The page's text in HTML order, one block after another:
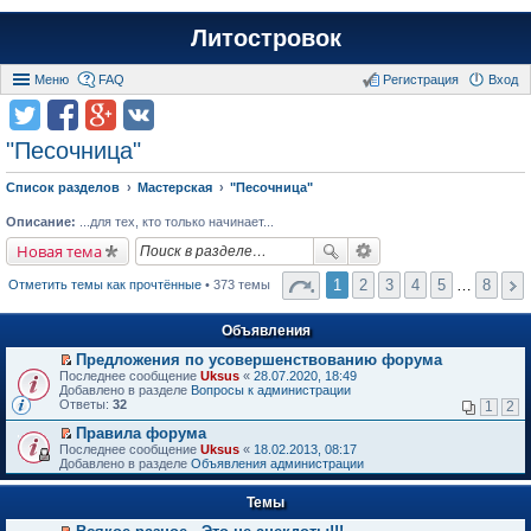
Литостровок
Меню FAQ Вход
Регистрация
"Песочница"
Список разделов Мастерская "Песочница"
Описание: ...для тех, кто только начинает...
Новая тема
Отметить темы как прочтённые• 373 темы 1 2 3 4 5 … 8
Объявления
П
е
р
й
т
и
к
п
в
Предложения по усовершенствованию форума
Последнее сообщение Uksus « 28.07.2020, 18:49
Добавлено в разделе Вопросы к администрации
Ответы: 32 1 2
П
е
р
е
т
Правила форума
Последнее сообщение Uksus « 18.02.2013, 08:17
Добавлено в разделе Объявления администрации
Темы